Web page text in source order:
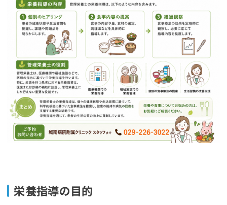
栄養指導の目的